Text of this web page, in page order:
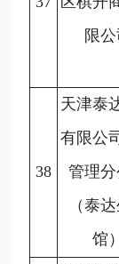
限公
38
天津泰
有限公
管理分
（泰
馆）